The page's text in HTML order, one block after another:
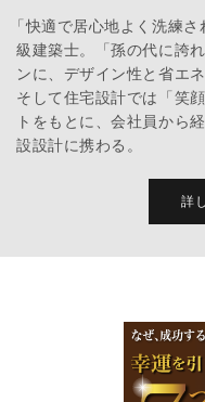
「快適で居心地よく洗練
級建築士。「孫の代に誇
ンに、デザイン性と省エ
そして住宅設計では「笑
トをもとに、会社員から
設設計に携わる。
詳